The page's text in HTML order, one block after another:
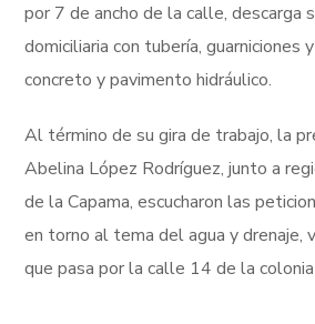
por 7 de ancho de la calle, descarga
domiciliaria con tubería, guarniciones
concreto y pavimento hidráulico.
Al término de su gira de trabajo, la
Abelina López Rodríguez, junto a
de la Capama, escucharon las
en torno al tema del agua y drenaje,
que pasa por la calle 14 de la